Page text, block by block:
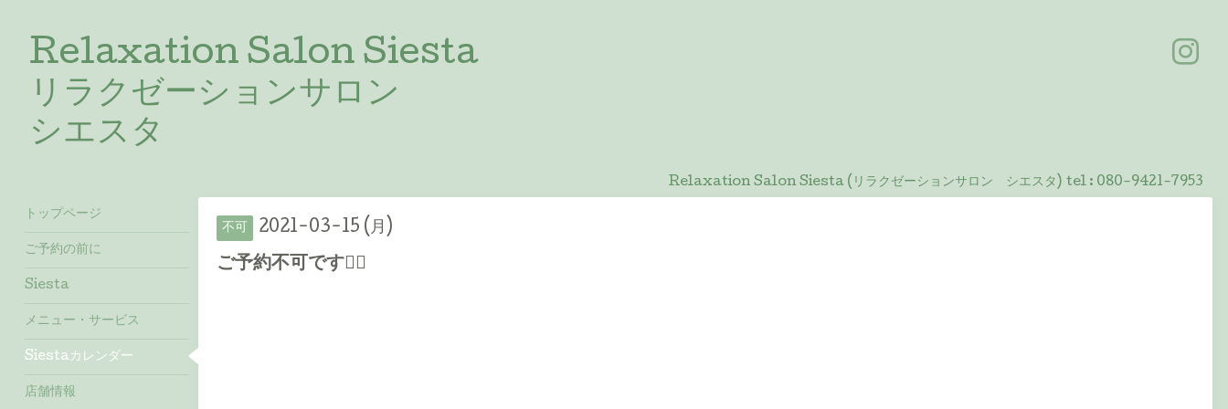
Relaxation Salon Siesta
リラクゼーションサロン
シエスタ
Relaxation Salon Siesta (リラクゼーションサロン シエスタ) tel : 080-9421-7953
不可 2021-03-15 (月)
ご予約不可です🙇‍♀️
トップページ
ご予約の前に
Siesta
メニュー・サービス
Siestaカレンダー
店舗情報